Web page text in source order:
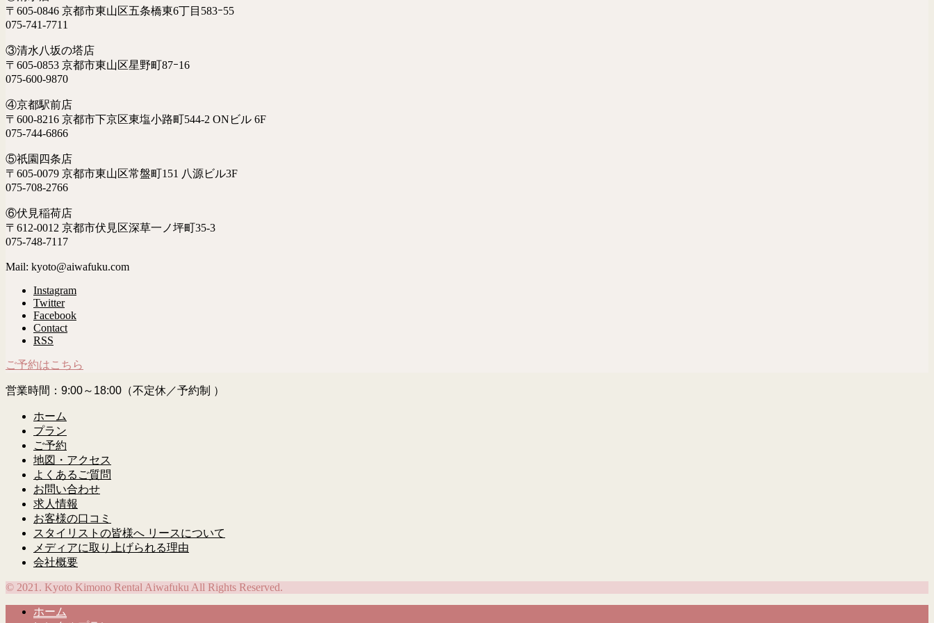
〒605-0846 京都市東山区五条橋東6丁目583ｰ55
075-741-7711
③清水八坂の塔店
〒605-0853 京都市東山区星野町87ｰ16
075-600-9870
④京都駅前店
〒600-8216 京都市下京区東塩小路町544-2 ONビル 6F
075-744-6866
⑤祇園四条店
〒605-0079 京都市東山区常盤町151 八源ビル3F
075-708-2766
⑥伏見稲荷店
〒612-0012 京都市伏見区深草一ノ坪町35-3
075-748-7117
Mail: kyoto@aiwafuku.com
Instagram
Twitter
Facebook
Contact
RSS
ご予約はこちら
営業時間：9:00～18:00（不定休／予約制 ）
ホーム
プラン
ご予約
地図・アクセス
よくあるご質問
お問い合わせ
求人情報
お客様の口コミ
スタイリストの皆様へ リースについて
メディアに取り上げられる理由
会社概要
© 2021. Kyoto Kimono Rental Aiwafuku All Rights Reserved.
ホーム